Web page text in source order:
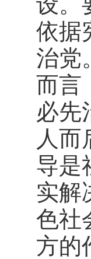
依据
治党
而言
必先
人而
导是
实解
色社
方的